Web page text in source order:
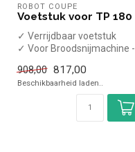
ROBOT COUPE
Voetstuk voor TP 180
✓ Verrijdbaar voetstuk
✓ Voor Broodsnijmachine -
908,00 817,00
Beschikbaarheid laden..